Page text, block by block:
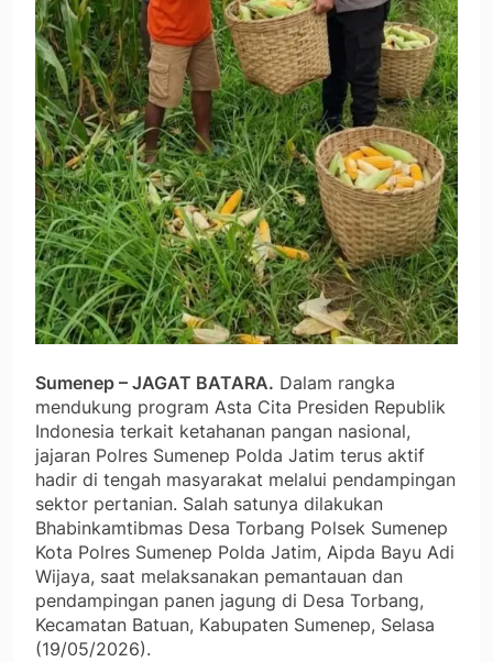
Sumenep – JAGAT BATARA. Dalam rangka
mendukung program Asta Cita Presiden Republik
Indonesia terkait ketahanan pangan nasional,
jajaran Polres Sumenep Polda Jatim terus aktif
hadir di tengah masyarakat melalui pendampingan
sektor pertanian. Salah satunya dilakukan
Bhabinkamtibmas Desa Torbang Polsek Sumenep
Kota Polres Sumenep Polda Jatim, Aipda Bayu Adi
Wijaya, saat melaksanakan pemantauan dan
pendampingan panen jagung di Desa Torbang,
Kecamatan Batuan, Kabupaten Sumenep, Selasa
(19/05/2026).